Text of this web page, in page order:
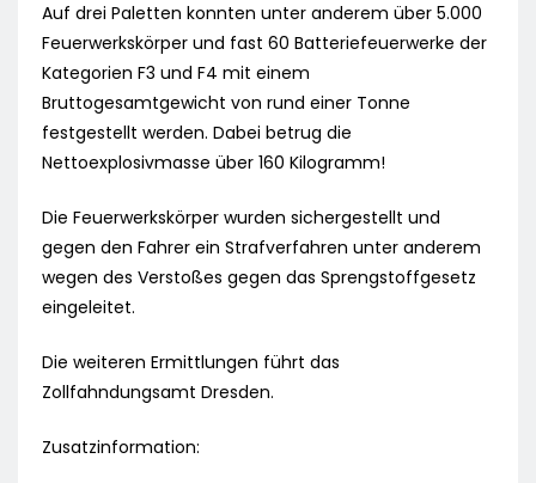
Auf drei Paletten konnten unter anderem über 5.000
Feuerwerkskörper und fast 60 Batteriefeuerwerke der
Kategorien F3 und F4 mit einem
Bruttogesamtgewicht von rund einer Tonne
festgestellt werden. Dabei betrug die
Nettoexplosivmasse über 160 Kilogramm!
Die Feuerwerkskörper wurden sichergestellt und
gegen den Fahrer ein Strafverfahren unter anderem
wegen des Verstoßes gegen das Sprengstoffgesetz
eingeleitet.
Die weiteren Ermittlungen führt das
Zollfahndungsamt Dresden.
Zusatzinformation: